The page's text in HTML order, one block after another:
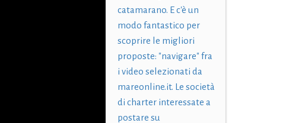
catamarano. E c'è un
modo fantastico per
scoprire le migliori
proposte: "navigare" fra
i video selezionati da
mareonline.it. Le società
di charter interessate a
postare su